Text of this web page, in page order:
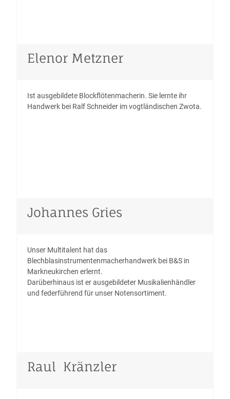
Elenor Metzner
Ist ausgebildete Blockflötenmacherin. Sie lernte ihr
Handwerk bei Ralf Schneider im vogtländischen Zwota.
Johannes Gries
Unser Multitalent hat das
Blechblasinstrumentenmacherhandwerk bei B&S in
Markneukirchen erlernt.
Darüberhinaus ist er ausgebildeter Musikalienhändler
und federführend für unser Notensortiment.
Raul Kränzler